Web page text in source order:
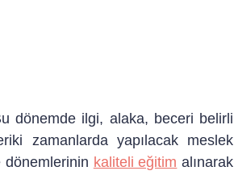
dönemde ilgi, alaka, beceri belirli
zamanlarda yapılacak meslek
dönemlerinin kaliteli eğitim alınarak